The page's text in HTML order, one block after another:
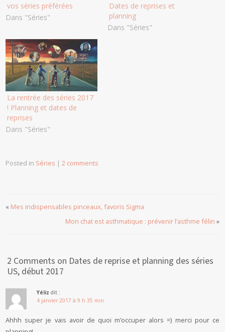
vos séries préférées
Dans "Séries"
Dates de reprises et
planning
Dans "Séries"
La rentrée des séries 2017
! Planning et dates de
reprises
Dans "Séries"
Posted in Séries |2 comments
« Mes indispensables pinceaux, favoris Sigma
Mon chat est asthmatique : prévenir l’asthme félin »
2 Comments on Dates de reprise et planning des séries
US, début 2017
Yéliz dit :
4 janvier 2017 à 9 h 35 min
Ahhh super je vais avoir de quoi m’occuper alors =) merci pour ce